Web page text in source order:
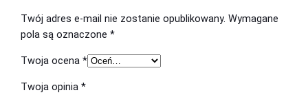
y
n
a
k
Twój adres e-mail nie zostanie opublikowany. Wymagane
pola są oznaczone*
Twoja ocena*
Twoja opinia*